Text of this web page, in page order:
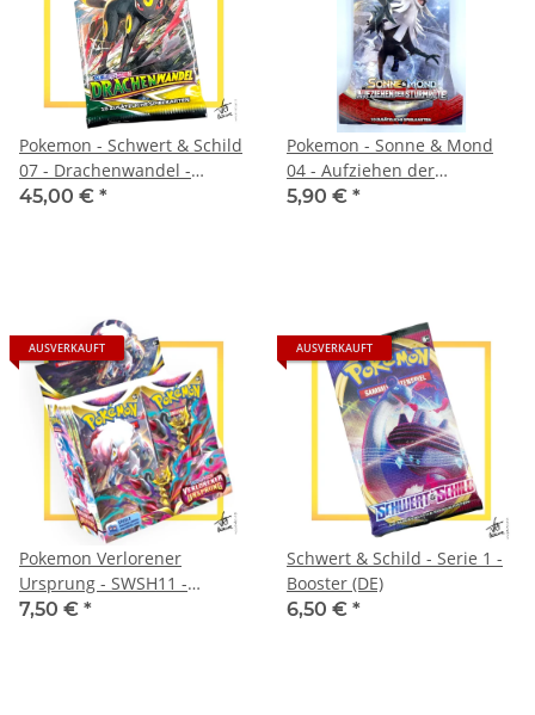
Pokemon - Schwert & Schild
07 - Drachenwandel -
Booster
45,00 € *
Pokemon - Sonne & Mond
04 - Aufziehen der
Sturmröte - Sleeved Booster
5,90 € *
AUSVERKAUFT
Pokemon Verlorener
Ursprung - SWSH11 -
Booster (DE)
7,50 € *
AUSVERKAUFT
Schwert & Schild - Serie 1 -
Booster (DE)
6,50 € *